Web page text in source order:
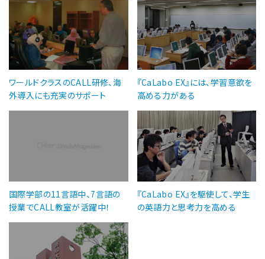
ワールドクラスのCALL研修、海
外導入にも充実のサポート
『CaLabo EX』には、学習意欲を
高める力がある
国際学部の11言語中、7言語の
授業でCALL教室が活躍中！
『CaLabo EX』を駆使して、学生
の英語力と思考力を高める